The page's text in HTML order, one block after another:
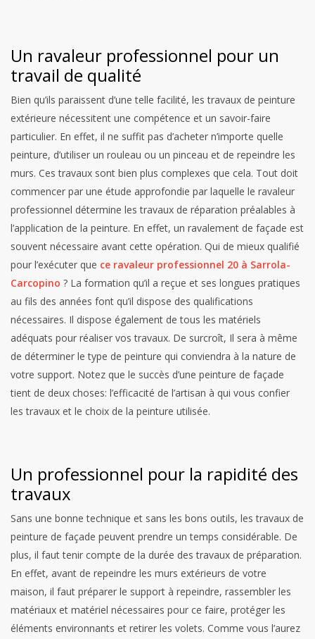
Un ravaleur professionnel pour un
travail de qualité
Bien qu’ils paraissent d’une telle facilité, les travaux de peinture
extérieure nécessitent une compétence et un savoir-faire
particulier. En effet, il ne suffit pas d’acheter n’importe quelle
peinture, d’utiliser un rouleau ou un pinceau et de repeindre les
murs. Ces travaux sont bien plus complexes que cela. Tout doit
commencer par une étude approfondie par laquelle le ravaleur
professionnel détermine les travaux de réparation préalables à
l’application de la peinture. En effet, un ravalement de façade est
souvent nécessaire avant cette opération. Qui de mieux qualifié
pour l’exécuter que ce ravaleur professionnel 20 à Sarrola-
Carcopino ? La formation qu’il a reçue et ses longues pratiques
au fils des années font qu’il dispose des qualifications
nécessaires. Il dispose également de tous les matériels
adéquats pour réaliser vos travaux. De surcroît, Il sera à même
de déterminer le type de peinture qui conviendra à la nature de
votre support. Notez que le succès d’une peinture de façade
tient de deux choses: l’efficacité de l’artisan à qui vous confier
les travaux et le choix de la peinture utilisée.
Un professionnel pour la rapidité des
travaux
Sans une bonne technique et sans les bons outils, les travaux de
peinture de façade peuvent prendre un temps considérable. De
plus, il faut tenir compte de la durée des travaux de préparation.
En effet, avant de repeindre les murs extérieurs de votre
maison, il faut préparer le support à repeindre, rassembler les
matériaux et matériel nécessaires pour ce faire, protéger les
éléments environnants et retirer les volets. Comme vous l’aurez